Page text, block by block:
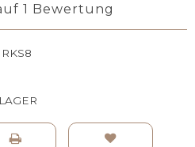
1 Bewertung
RKS8